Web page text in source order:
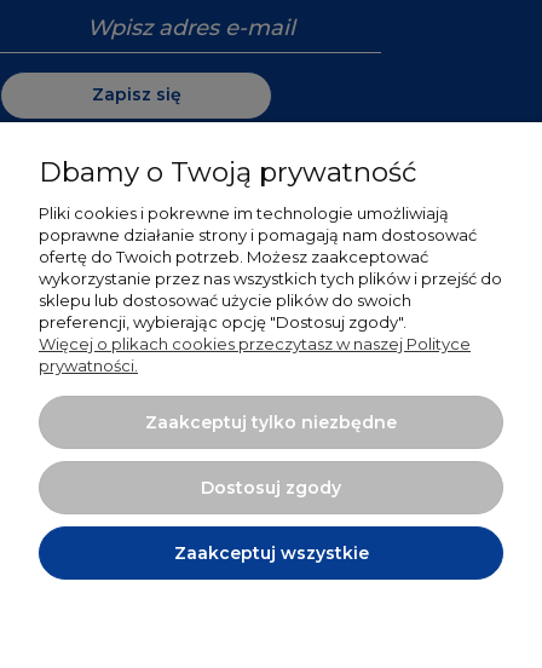
Zapisz się
Pomoc
Moje konto
Płatności i dostawa
Informacje
O nas
Projekt i wykonanie:Ecommercy.pl
Dbamy o Twoją prywatność
Pliki cookies i pokrewne im technologie umożliwiają
poprawne działanie strony i pomagają nam dostosować
ofertę do Twoich potrzeb. Możesz zaakceptować
wykorzystanie przez nas wszystkich tych plików i przejść do
sklepu lub dostosować użycie plików do swoich
preferencji, wybierając opcję "Dostosuj zgody".
Więcej o plikach cookies przeczytasz w naszej Polityce
prywatności.
Zaakceptuj tylko niezbędne
Dostosuj zgody
Zaakceptuj wszystkie